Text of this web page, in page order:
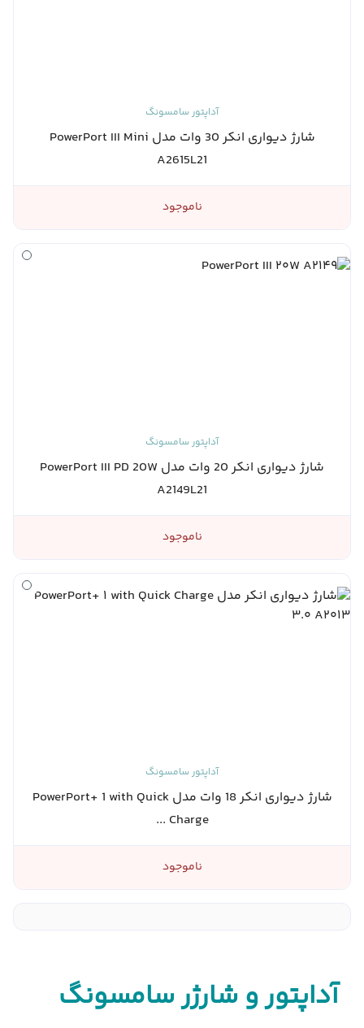
آداپتور سامسونگ
شارژ دیواری انکر 30 وات مدل PowerPort III Mini
A2615L21
ناموجود
آداپتور سامسونگ
شارژ دیواری انکر 20 وات مدل PowerPort III PD 20W
A2149L21
ناموجود
آداپتور سامسونگ
شارژ دیواری انکر 18 وات مدل PowerPort+ 1 with Quick
Charge ...
ناموجود
آداپتور و شارژر سامسونگ